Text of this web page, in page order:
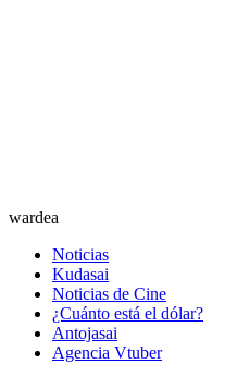
wardea
Noticias
Kudasai
Noticias de Cine
¿Cuánto está el dólar?
Antojasai
Agencia Vtuber